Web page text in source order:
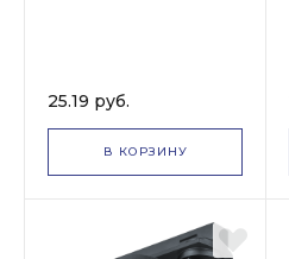
25.19 руб.
В КОРЗИНУ